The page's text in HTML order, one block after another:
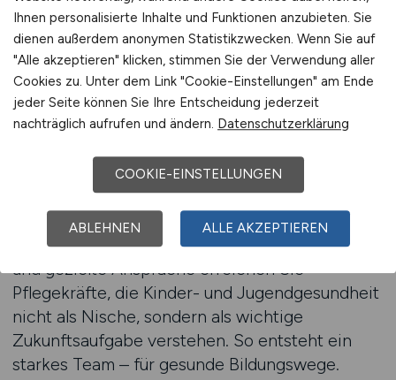
Beratung anfordern
Nachhaltiges Recruiting für
Gesundheit in der Schule
Mit GESUNDHEIT.JOBS etablieren Sie sich als
moderner Arbeitgeber für Pflege im
Bildungssystem. Durch fachlich fundierte
Kommunikation, kontinuierliche Sichtbarkeit
und gezielte Ansprache erreichen Sie
Pflegekräfte, die Kinder- und Jugendgesundheit
nicht als Nische, sondern als wichtige
Zukunftsaufgabe verstehen. So entsteht ein
starkes Team – für gesunde Bildungswege.
Ihnen personalisierte Inhalte und Funktionen anzubieten. Sie
dienen außerdem anonymen Statistikzwecken. Wenn Sie auf
"Alle akzeptieren" klicken, stimmen Sie der Verwendung aller
Cookies zu. Unter dem Link "Cookie-Einstellungen" am Ende
jeder Seite können Sie Ihre Entscheidung jederzeit
nachträglich aufrufen und ändern. Datenschutzerklärung
COOKIE-EINSTELLUNGEN
ABLEHNEN ALLE AKZEPTIEREN